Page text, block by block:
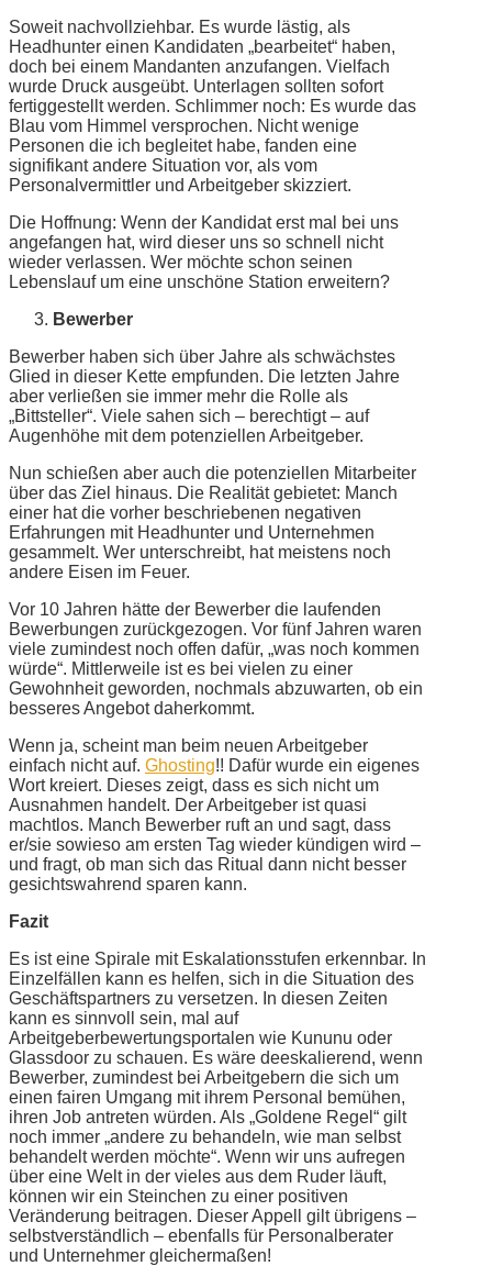
Soweit nachvollziehbar. Es wurde lästig, als
Headhunter einen Kandidaten „bearbeitet“ haben,
doch bei einem Mandanten anzufangen. Vielfach
wurde Druck ausgeübt. Unterlagen sollten sofort
fertiggestellt werden. Schlimmer noch: Es wurde das
Blau vom Himmel versprochen. Nicht wenige
Personen die ich begleitet habe, fanden eine
signifikant andere Situation vor, als vom
Personalvermittler und Arbeitgeber skizziert.
Die Hoffnung: Wenn der Kandidat erst mal bei uns
angefangen hat, wird dieser uns so schnell nicht
wieder verlassen. Wer möchte schon seinen
Lebenslauf um eine unschöne Station erweitern?
Bewerber
Bewerber haben sich über Jahre als schwächstes
Glied in dieser Kette empfunden. Die letzten Jahre
aber verließen sie immer mehr die Rolle als
„Bittsteller“. Viele sahen sich – berechtigt – auf
Augenhöhe mit dem potenziellen Arbeitgeber.
Nun schießen aber auch die potenziellen Mitarbeiter
über das Ziel hinaus. Die Realität gebietet: Manch
einer hat die vorher beschriebenen negativen
Erfahrungen mit Headhunter und Unternehmen
gesammelt. Wer unterschreibt, hat meistens noch
andere Eisen im Feuer.
Vor 10 Jahren hätte der Bewerber die laufenden
Bewerbungen zurückgezogen. Vor fünf Jahren waren
viele zumindest noch offen dafür, „was noch kommen
würde“. Mittlerweile ist es bei vielen zu einer
Gewohnheit geworden, nochmals abzuwarten, ob ein
besseres Angebot daherkommt.
Wenn ja, scheint man beim neuen Arbeitgeber
einfach nicht auf. Ghosting!! Dafür wurde ein eigenes
Wort kreiert. Dieses zeigt, dass es sich nicht um
Ausnahmen handelt. Der Arbeitgeber ist quasi
machtlos. Manch Bewerber ruft an und sagt, dass
er/sie sowieso am ersten Tag wieder kündigen wird –
und fragt, ob man sich das Ritual dann nicht besser
gesichtswahrend sparen kann.
Fazit
Es ist eine Spirale mit Eskalationsstufen erkennbar. In
Einzelfällen kann es helfen, sich in die Situation des
Geschäftspartners zu versetzen. In diesen Zeiten
kann es sinnvoll sein, mal auf
Arbeitgeberbewertungsportalen wie Kununu oder
Glassdoor zu schauen. Es wäre deeskalierend, wenn
Bewerber, zumindest bei Arbeitgebern die sich um
einen fairen Umgang mit ihrem Personal bemühen,
ihren Job antreten würden. Als „Goldene Regel“ gilt
noch immer „andere zu behandeln, wie man selbst
behandelt werden möchte“. Wenn wir uns aufregen
über eine Welt in der vieles aus dem Ruder läuft,
können wir ein Steinchen zu einer positiven
Veränderung beitragen. Dieser Appell gilt übrigens –
selbstverständlich – ebenfalls für Personalberater
und Unternehmer gleichermaßen!